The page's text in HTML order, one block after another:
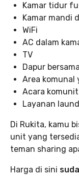
Kamar tidur
Kamar mandi
WiFi
AC dalam
TV
Dapur
Area komunal
Acara
Layanan
Di Rukita, kamu
unit yang
teman sharing
Harga di sini